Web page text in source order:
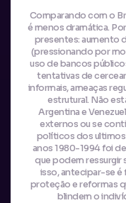
Comparando com o
é menos dramática.
presentes: aumento
(pressionando por
uso de bancos
tentativas de
informais, ameaças
estrutural. Não
Argentina e
externos ou se
políticos dos ultimos
anos 1980-1994 foi
que podem ressurgir
isso, antecipar-se é
proteção e reformas
blindem o